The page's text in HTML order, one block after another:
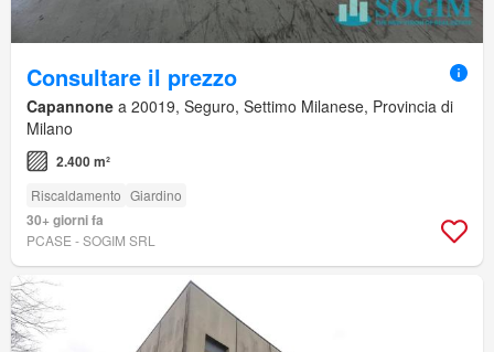
Consultare il prezzo
Capannone a 20019, Seguro, Settimo Milanese, Provincia di
Milano
2.400 m²
Riscaldamento Giardino
30+ giorni fa
PCASE - SOGIM SRL